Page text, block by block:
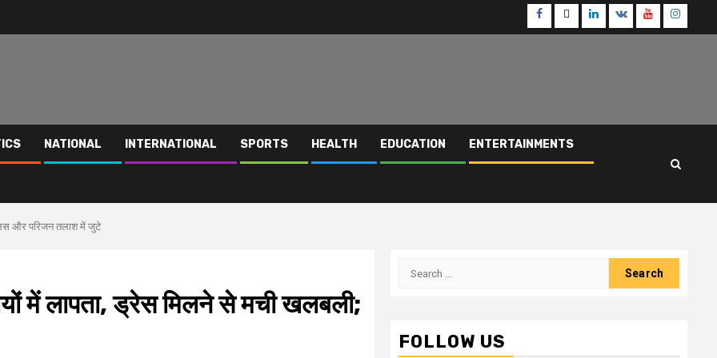
Facebook
TwitterLinkedin
VK Youtube
NATIONAL INTERNATIONAL SPORTS HEALTH EDUCATION ENTERTAINMENTS
और परिजन तलाश में जुटे
में लापता, ड्रेस मिलने से मची खलबली;
Search
FOLLOW US